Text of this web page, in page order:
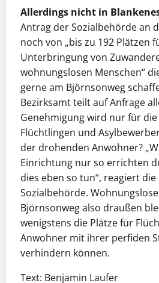
Allerdings nicht in
Antrag der Sozialbehörde an
noch von „bis zu 192 Plätzen
Unterbringung von
wohnungslosen Menschen“
gerne am Björnsonweg
Bezirksamt teilt auf Anfrage
Genehmigung wird nur für
Flüchtlingen und
der drohenden Anwohner?
Einrichtung nur so errichten
dies eben so tun“, reagiert die
Sozialbehörde.
Björnsonweg also draußen
wenigstens die Plätze für
Anwohner mit ihrer perfiden
verhindern können.
Text: Benjamin Laufer